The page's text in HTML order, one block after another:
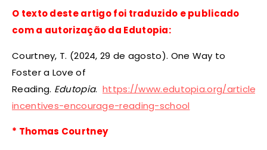
O texto deste artigo foi traduzido e publicado
com a autorização da Edutopia:
Courtney, T. (2024, 29 de agosto). One Way to
Foster a Love of
Reading. Edutopia.https://www.edutopia.org/article/
incentives-encourage-reading-school
* Thomas Courtney